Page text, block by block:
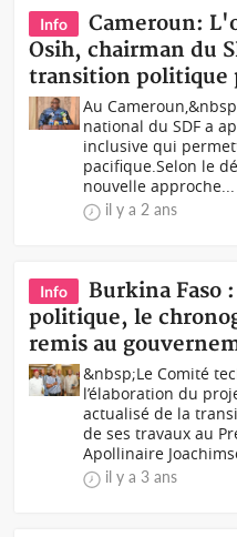
Info
Cameroun:
Osih, chairman du
transition politique
Au
national du SDF a
inclusive qui
pacifique.Selon le
nouvelle approche...
il y a 2 ans
Info
Burkina Faso
politique, le
remis au
&nbsp;Le Comité
l’élaboration du
actualisé de la
de ses travaux au
Apollinaire
il y a 3 ans